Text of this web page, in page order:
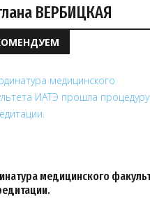
ВЕРБИЦКАЯ
медицинского